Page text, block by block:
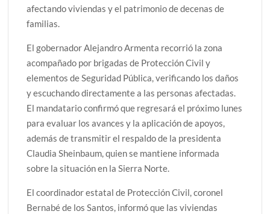
afectando viviendas y el patrimonio de decenas de
familias.
El gobernador Alejandro Armenta recorrió la zona
acompañado por brigadas de Protección Civil y
elementos de Seguridad Pública, verificando los daños
y escuchando directamente a las personas afectadas.
El mandatario confirmó que regresará el próximo lunes
para evaluar los avances y la aplicación de apoyos,
además de transmitir el respaldo de la presidenta
Claudia Sheinbaum, quien se mantiene informada
sobre la situación en la Sierra Norte.
El coordinador estatal de Protección Civil, coronel
Bernabé de los Santos, informó que las viviendas